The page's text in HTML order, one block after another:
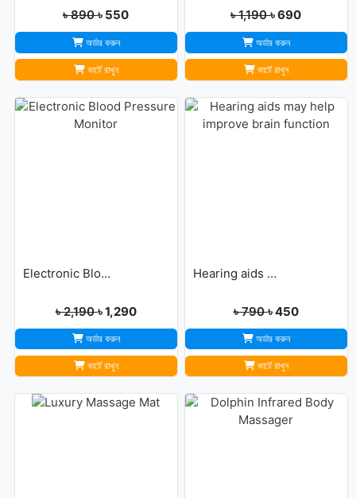
৳ 890৳ 550
অর্ডার করুন
কার্টে রাখুন
৳ 1,190৳ 690
অর্ডার করুন
কার্টে রাখুন
Electronic Blood Pressure Monitor
৳ 2,190৳ 1,290
অর্ডার করুন
কার্টে রাখুন
Hearing aids may help improve brain function
৳ 790৳ 450
অর্ডার করুন
কার্টে রাখুন